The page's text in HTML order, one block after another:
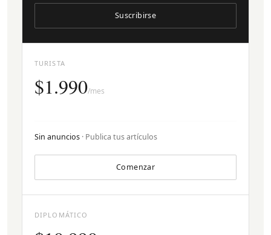
TURISTA
$1.990/mes
Sin anuncios · Publica tus artículos
Comenzar
Suscribirse
DIPLOMÁTICO